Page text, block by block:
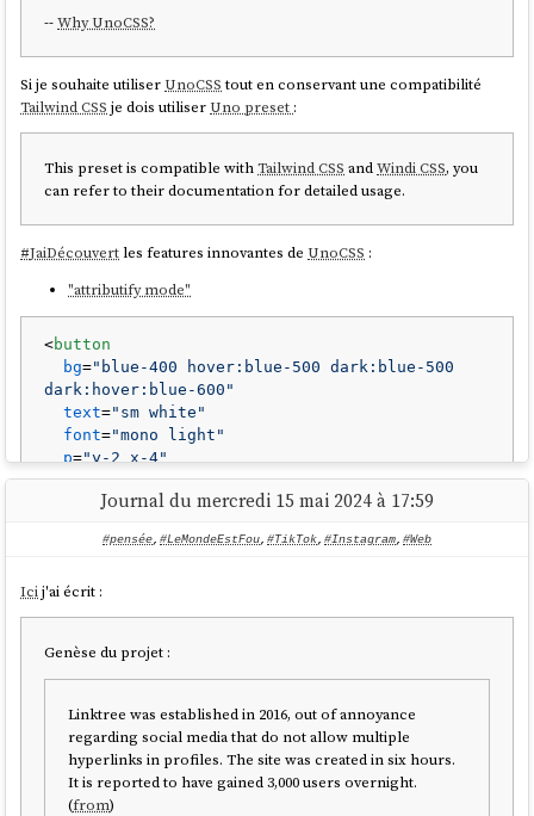
--Why UnoCSS?
Si je souhaite utiliserUnoCSStout en conservant une compatibilité
Tailwind CSS je dois utiliserUno preset :
This preset is compatible withTailwind CSS andWindi CSS, you
can refer to their documentation for detailed usage.
#JaiDécouvertles features innovantes deUnoCSS :
"attributify mode"
<button
bg="blue-400 hover:blue-500 dark:blue-500
dark:hover:blue-600"
text="sm white"
font="mono light"
p="y-2 x-4"
border="2 rounded blue-200"
button>
Est l'équivalent de :
<button class=
text-sm text-white font-mono font-light py-2
blue-500 dark:hover:bg-blue-600">
  Button
button>
Journal du mercredi 15 mai 2024 à 17:59
#pensée, #LeMondeEstFou, #TikTok, #Instagram, #Web
Icij'ai écrit :
Genèse du projet :
Linktree was established in 2016, out of annoyance
regarding social media that do not allow multiple
hyperlinks in profiles. The site was created in six hours.
It is reported to have gained 3,000 users overnight.
(from)